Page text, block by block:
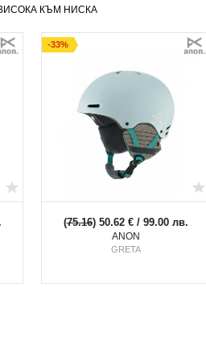
КЪМ НИСКА
(75.16) 50.62 € / 99.00 лв.
ANON
GRETA
-33%